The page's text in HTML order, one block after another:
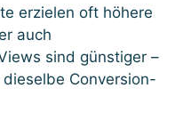
erzielen oft höhere
auch
sind günstiger –
Conversion-